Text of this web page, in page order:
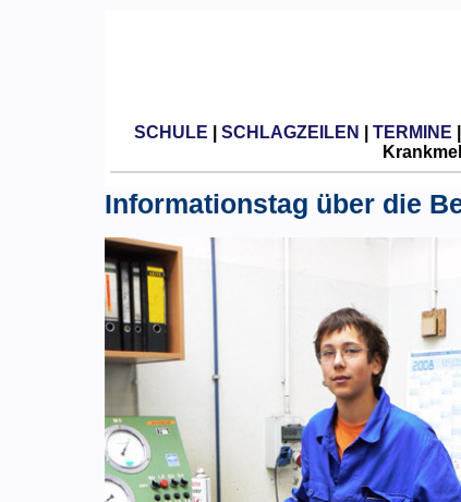
SCHULE SCHLAGZEILEN TERMINE
Informationstag über die